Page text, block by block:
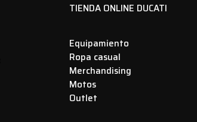
TIENDA ONLINE DUCATI
Equipamiento
Ropa casual
Merchandising
Motos
Outlet